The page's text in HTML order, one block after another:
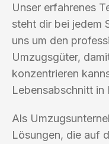
Unser erfahrenes
steht dir bei jedem
uns um den
Umzugsgüter,
konzentrieren
Lebensabschnitt in
Als
Lösungen, die auf